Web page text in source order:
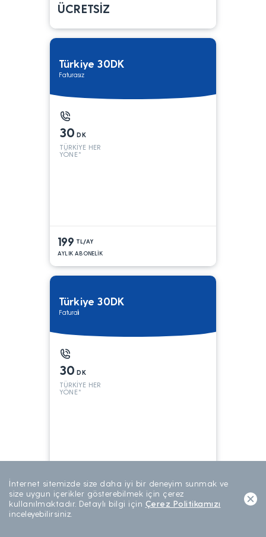
ÜCRETSİZ
Türkiye 30DK
Faturasız
30 DK
TÜRKİYE HER
YÖNE*
199 TL/AY
AYLIK ABONELİK
Türkiye 30DK
Faturalı
30 DK
TÜRKİYE HER
YÖNE*
199
AYLIK ABONELİK
İnternet sitemizde size daha iyi bir deneyim sunmak ve
size uygun içerikler gösterebilmek için çerez
kullanılmaktadır. Detaylı bilgi için Çerez Politikamızı
inceleyebilirsiniz.